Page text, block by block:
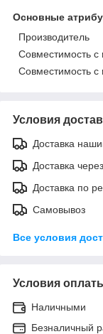
Основные
Производитель
Совместимость с
Совместимость
Условия
Доставка
Доставка
Доставка по
Самовывоз
Все условия
Условия
Наличными
Безналичный